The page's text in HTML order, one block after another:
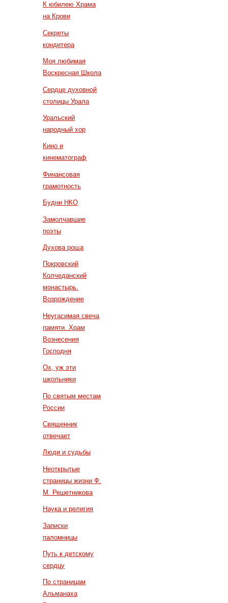
К юбилею Храма
на Крови
Секреты
кондитера
Моя любимая
Воскресная Школа
Сердце духовной
столицы Урала
Уральский
народный хор
Кино и
кинематограф
Финансовая
грамотность
Будни НКО
Замолчавшие
поэты
Духова роща
Покровский
Колчеданский
монастырь.
Возрождение
Неугасимая свеча
памяти. Храм
Вознесения
Господня
Ох, уж эти
школьники
По святым местам
России
Священник
отвечает
Люди и судьбы
Неоткрытые
страницы жизни Ф.
М. Решетникова
Наука и религия
Записки
паломницы
Путь к детскому
сердцу
По страницам
Альманаха